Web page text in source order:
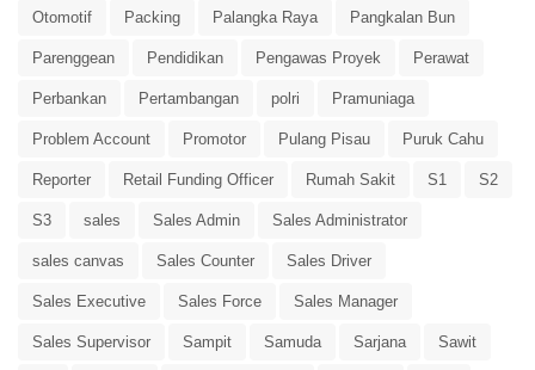
Otomotif Packing Palangka Raya Pangkalan Bun
Parenggean Pendidikan Pengawas Proyek Perawat
Perbankan Pertambangan polri Pramuniaga
Problem Account Promotor Pulang Pisau Puruk Cahu
Reporter Retail Funding Officer Rumah Sakit S1 S2
S3 sales Sales Admin Sales Administrator
sales canvas Sales Counter Sales Driver
Sales Executive Sales Force Sales Manager
Sales Supervisor Sampit Samuda Sarjana Sawit